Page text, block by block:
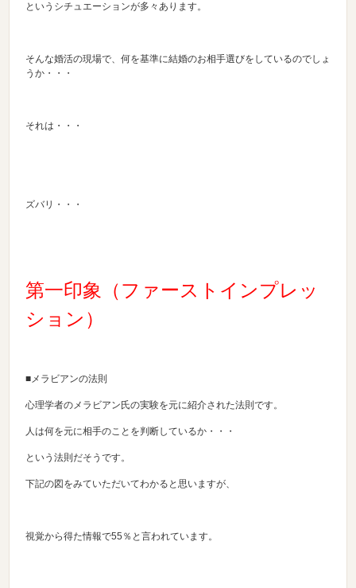
というシチュエーションが多々あります。
そんな婚活の現場で、何を基準に結婚のお相手選びをしているのでしょ
うか・・・
それは・・・
ズバリ・・・
第一印象（ファーストインプレッ
ション）
■メラビアンの法則
心理学者のメラビアン氏の実験を元に紹介された法則です。
人は何を元に相手のことを判断しているか・・・
という法則だそうです。
下記の図をみていただいてわかると思いますが、
視覚から得た情報で55％と言われています。